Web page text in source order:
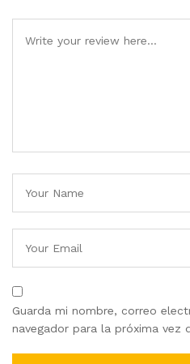
Guarda mi nombre, correo
navegador para la próxima vez